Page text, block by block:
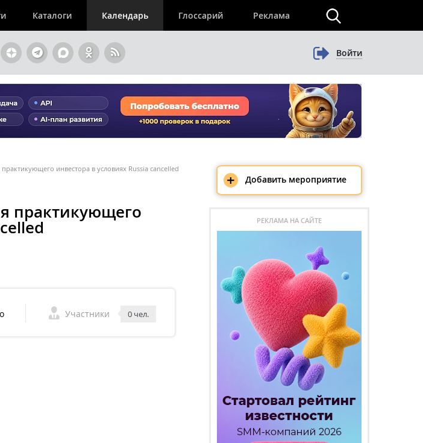
Каталоги Календарь Глоссарий Реклама
Войти
инвестора в условиях Russia cancelled
практикующего
Участники 0 чел.
+ Добавить мероприятие
РЕКЛАМА НА САЙТЕ